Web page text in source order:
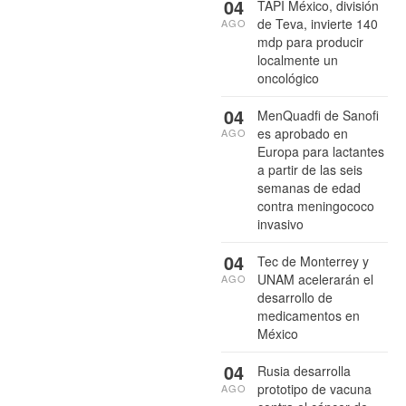
TAPI México, división
de Teva, invierte 140
mdp para producir
localmente un
oncológico
04
AGO
MenQuadfi de Sanofi
es aprobado en
Europa para lactantes
a partir de las seis
semanas de edad
contra meningococo
invasivo
04
AGO
Tec de Monterrey y
UNAM acelerarán el
desarrollo de
medicamentos en
México
04
AGO
Rusia desarrolla
prototipo de vacuna
04
AGO